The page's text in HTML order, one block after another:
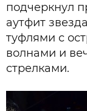
подчеркнул
аутфит
туфлями с
волнами и
стрелками.